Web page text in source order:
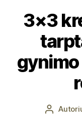
3×3
Įrašo